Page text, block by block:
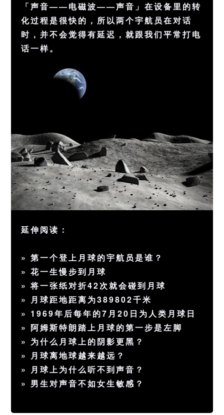
「声音——电磁波——声音」在设备里的转
化过程是很快的，所以两个宇航员在对话
时，并不会觉得有延迟，就跟我们平常打电
话一样。
延伸阅读：
»第一个登上月球的宇航员是谁？
»花一生慢步到月球
»将一张纸对折42次就会碰到月球
» 月球距地距离为389802千米
» 1969年后每年的7月20日为人类月球日
» 阿姆斯特朗踏上月球的第一步是左脚
» 为什么月球上的阴影更黑？
» 月球离地球越来越远？
» 月球上为什么听不到声音？
» 男生对声音不如女生敏感？